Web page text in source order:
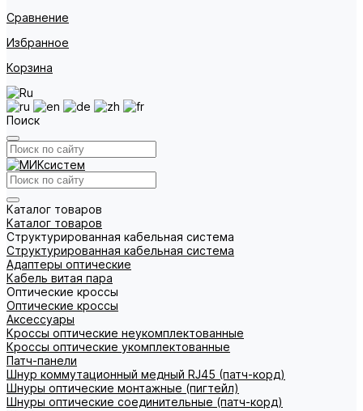
Сравнение
Избранное
Корзина
Поиск
Каталог товаров
Каталог товаров
Структурированная кабельная система
Структурированная кабельная система
Адаптеры оптические
Кабель витая пара
Оптические кроссы
Оптические кроссы
Аксессуары
Кроссы оптические неукомплектованные
Кроссы оптические укомплектованные
Патч-панели
Шнур коммутационный медный RJ45 (патч-корд)
Шнуры оптические монтажные (пигтейл)
Шнуры оптические соединительные (патч-корд)